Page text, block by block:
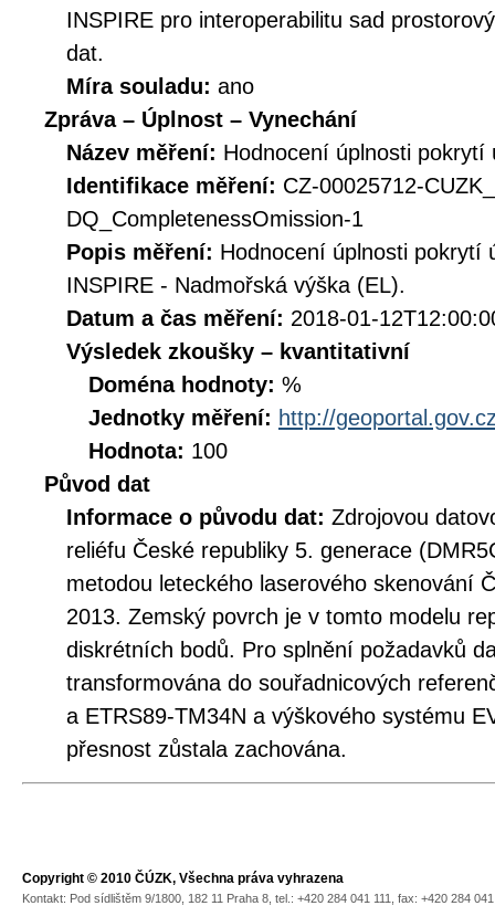
INSPIRE pro interoperabilitu sad
dat.
Míra souladu: ano
Zpráva – Úplnost – Vynechání
Název měření: Hodnocení úplnosti pokrytí
Identifikace měření: CZ-00025712-
DQ_CompletenessOmission-1
Popis měření: Hodnocení úplnosti pokrytí
INSPIRE - Nadmořská výška (EL).
Datum a čas měření: 2018-01-
Výsledek zkoušky – kvantitativní
Doména hodnoty: %
Jednotky měření: http://
Hodnota: 100
Původ dat
Informace o původu dat: Zdrojovou
reliéfu České republiky 5. generace
metodou leteckého laserového skenování
2013. Zemský povrch je v tomto modelu
diskrétních bodů. Pro splnění požadavků
transformována do souřadnicových
a ETRS89-TM34N a výškového systému
přesnost zůstala zachována.
Copyright © 2010 ČÚZK, Všechna práva vyhrazena
Kontakt: Pod sídlištěm 9/1800, 182 11 Praha 8, tel.: +420 284 041 111, fax: +420 284